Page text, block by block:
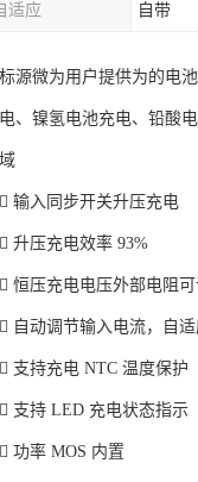
适应 自带
标源微为用户提供为的电
电、镍氢电池充电、铅酸
域
 输入同步开关升压充电
 升压充电效率 93%
 恒压充电电压外部电阻
 自动调节输入电流，自
 支持充电 NTC 温度保护
 支持 LED 充电状态指示
 功率 MOS 内置